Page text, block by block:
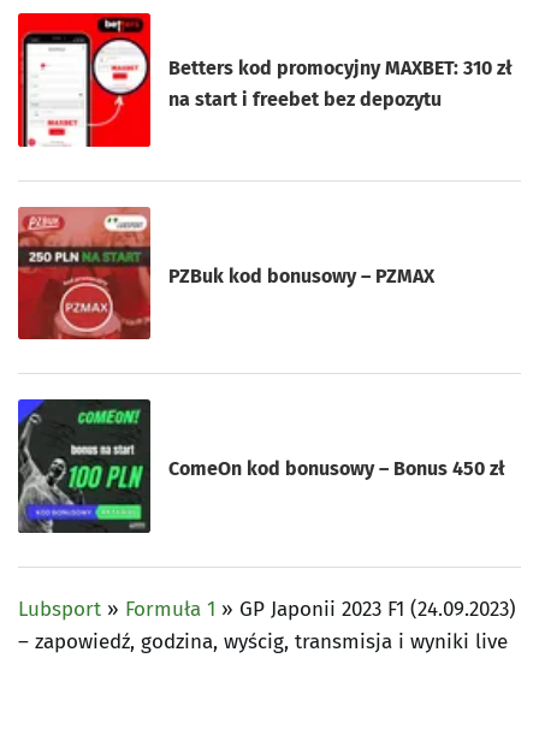
Betters kod promocyjny MAXBET: 310 zł
na start i freebet bez depozytu
PZBuk kod bonusowy – PZMAX
ComeOn kod bonusowy – Bonus 450 zł
Lubsport » Formuła 1 » GP Japonii 2023 F1 (24.09.2023)
– zapowiedź, godzina, wyścig, transmisja i wyniki live